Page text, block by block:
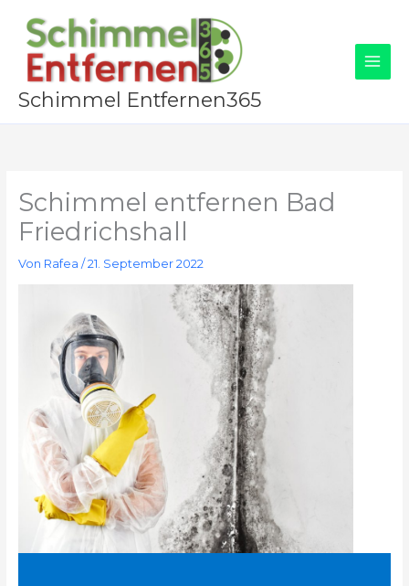
Inhalt
springen
Schimmel Entfernen365
Schimmel entfernen Bad
Friedrichshall
Von Rafea /21. September 2022